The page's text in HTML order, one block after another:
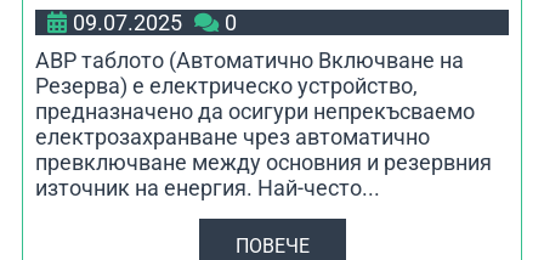
09.07.2025
0
АВР таблото (Автоматично Включване на
Резерва) е електрическо устройство,
предназначено да осигури непрекъсваемо
електрозахранване чрез автоматично
превключване между основния и резервния
източник на енергия. Най-често...
ПОВЕЧЕ